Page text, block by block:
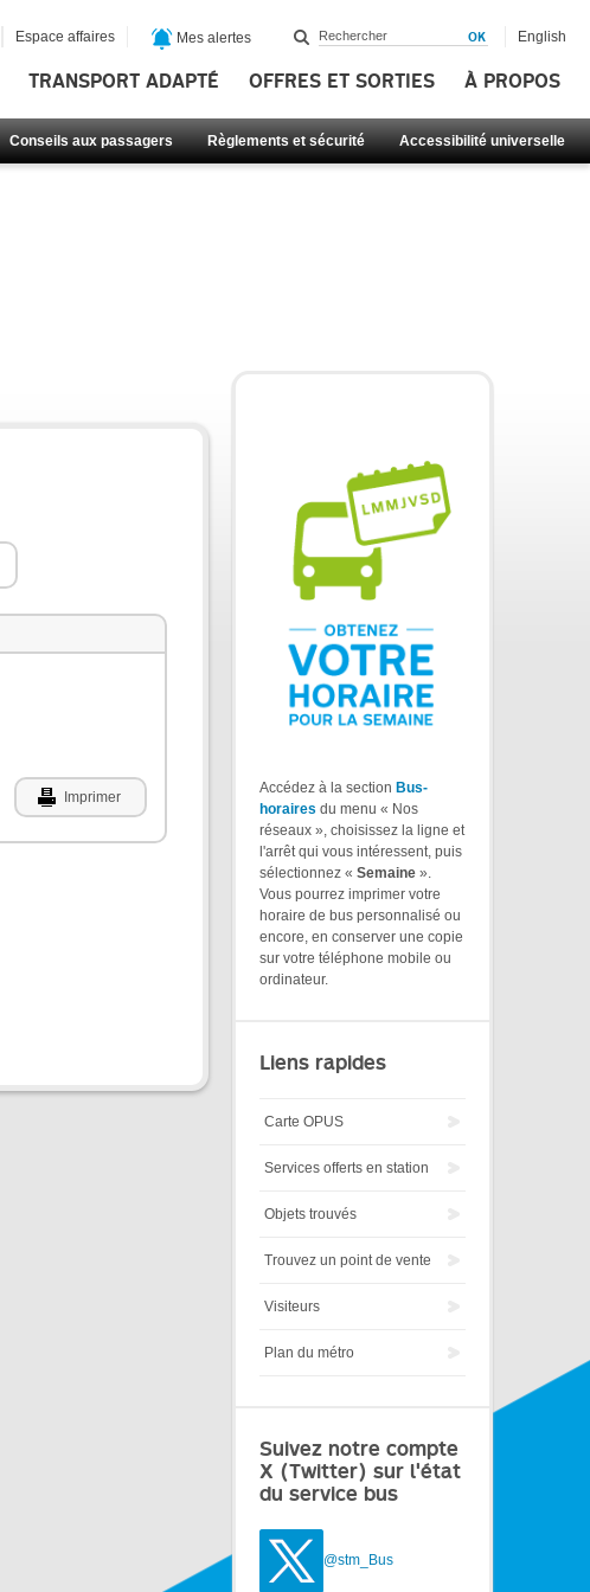
TRANSPORT ADAPTÉ OFFRES ET SORTIES À PROPOS
Conseils aux passagers Règlements et sécurité Accessibilité universelle
Espace affaires Mes alertes English
Imprimer
Accédez à la section Bus-
horaires du menu « Nos
réseaux », choisissez la ligne et
l'arrêt qui vous intéressent, puis
sélectionnez « Semaine ».
Vous pourrez imprimer votre
horaire de bus personnalisé ou
encore, en conserver une copie
sur votre téléphone mobile ou
ordinateur.
Liens rapides
Carte OPUS
Services offerts en station
Objets trouvés
Trouvez un point de vente
Visiteurs
Plan du métro
Suivez notre compte
X (Twitter) sur l'état
du service bus
@stm_Bus